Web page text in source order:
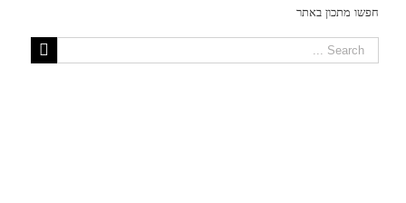
חפשו מתכון באתר